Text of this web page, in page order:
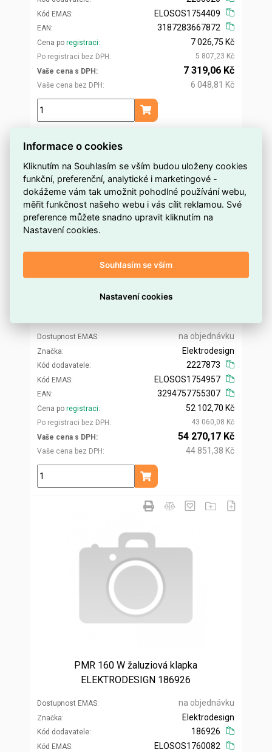
Kód EMAS
EAN
ELOSOS1754409
3187283667872
Cena po registraci
Po registraci bez DPH
7 026,75 Kč
5 807,23 Kč
Vaše cena s DPH
Vaše cena bez DPH
7 319,06 Kč
6 048,81 Kč
ks
Přidat do košíku
JCA 1250 BR zpětná klapka samotížná,
Dostupnost EMAS na objednávku
Značka
Kód dodavatele
Elektrodesign
2227873
Kód EMAS
EAN
ELOSOS1754957
3294757755307
Cena po registraci
Po registraci bez DPH
52 102,70 Kč
43 060,08 Kč
Vaše cena s DPH
Vaše cena bez DPH
54 270,17 Kč
44 851,38 Kč
ks
Přidat do košíku
PMR 160 W žaluziová klapka
ELEKTRODESIGN 186926
Dostupnost EMAS na objednávku
Značka
Kód dodavatele
Elektrodesign
186926
Kód EMAS
ELOSOS1760082
Informace o cookies
Kliknutím na Souhlasím se vším budou uloženy cookies
funkční, preferenční, analytické i marketingové -
dokážeme vám tak umožnit pohodlné používání webu,
měřit funkčnost našeho webu i vás cílit reklamou. Své
preference můžete snadno upravit kliknutím na
Nastavení cookies.
Souhlasím se vším
Nastavení cookies